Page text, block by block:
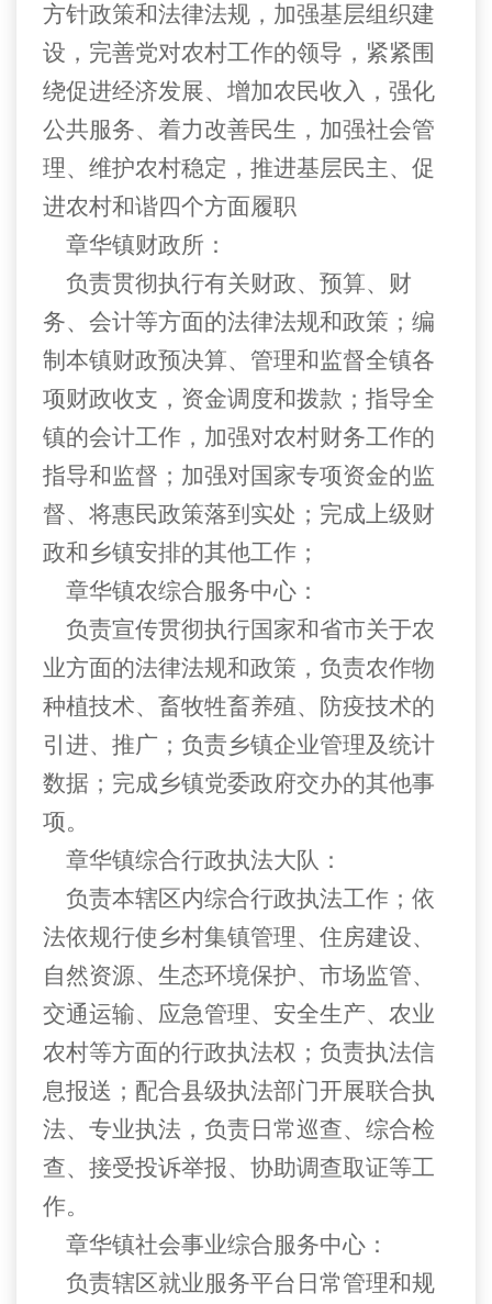
方针政策和法律法规，加强基层组织建
设，完善党对农村工作的领导，紧紧围
绕促进经济发展、增加农民收入，强化
公共服务、着力改善民生，加强社会管
理、维护农村稳定，推进基层民主、促
进农村和谐四个方面履职
章华镇财政所：
负责贯彻执行有关财政、预算、财
务、会计等方面的法律法规和政策；编
制本镇财政预决算、管理和监督全镇各
项财政收支，资金调度和拨款；指导全
镇的会计工作，加强对农村财务工作的
指导和监督；加强对国家专项资金的监
督、将惠民政策落到实处；完成上级财
政和乡镇安排的其他工作；
章华镇农综合服务中心：
负责宣传贯彻执行国家和省市关于农
业方面的法律法规和政策，负责农作物
种植技术、畜牧牲畜养殖、防疫技术的
引进、推广；负责乡镇企业管理及统计
数据；完成乡镇党委政府交办的其他事
项。
章华镇综合行政执法大队：
负责本辖区内综合行政执法工作；依
法依规行使乡村集镇管理、住房建设、
自然资源、生态环境保护、市场监管、
交通运输、应急管理、安全生产、农业
农村等方面的行政执法权；负责执法信
息报送；配合县级执法部门开展联合执
法、专业执法，负责日常巡查、综合检
查、接受投诉举报、协助调查取证等工
作。
章华镇社会事业综合服务中心：
负责辖区就业服务平台日常管理和规